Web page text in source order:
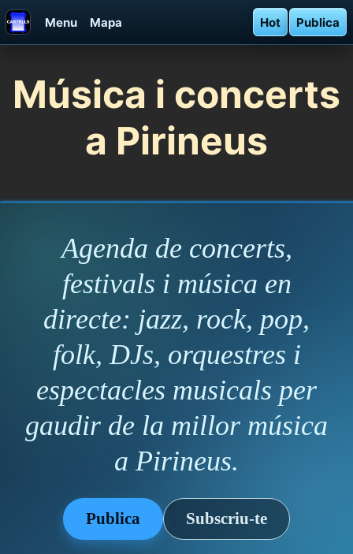
Menu Mapa Hot Publica
Música i concerts
a Pirineus
Agenda de concerts,
festivals i música en
directe: jazz, rock, pop,
folk, DJs, orquestres i
espectacles musicals per
gaudir de la millor música
a Pirineus.
Publica Subscriu-te